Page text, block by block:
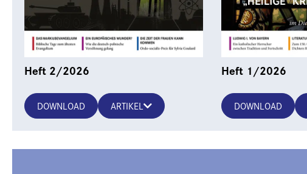
Heft 2/2026
DOWNLOAD ARTIKEL
Heft 1/2026
DOWNLOAD